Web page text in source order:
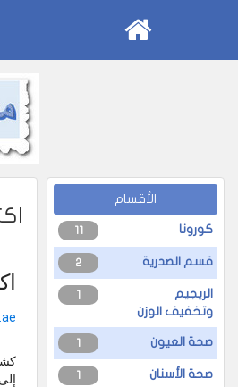
الأقسام
كورونا 11
قسم الصدرية 2
الريجيم
وتخفيف الوزن
1
صحة العيون 1
صحة الأسنان 1